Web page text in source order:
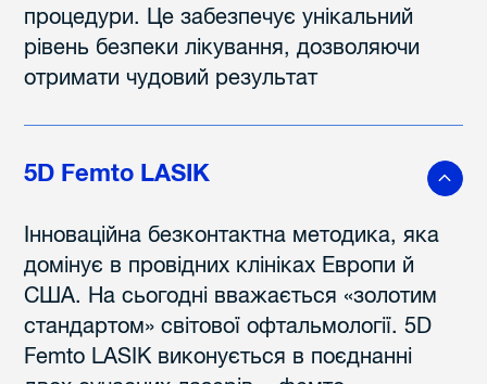
процедури. Це забезпечує унікальний
рівень безпеки лікування, дозволяючи
отримати чудовий результат
5D Femto LASIK
Інноваційна безконтактна методика, яка
домінує в провідних клініках Европи й
США. На сьогодні вважається «золотим
стандартом» світової офтальмології. 5D
Femto LASIK виконується в поєднанні